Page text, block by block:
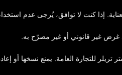
إذا كنت لا توافق، يُرجى عدم
غرض غير قانوني أو غير مصرّح به.
للتجارة العامة. يمنع نسخها أو